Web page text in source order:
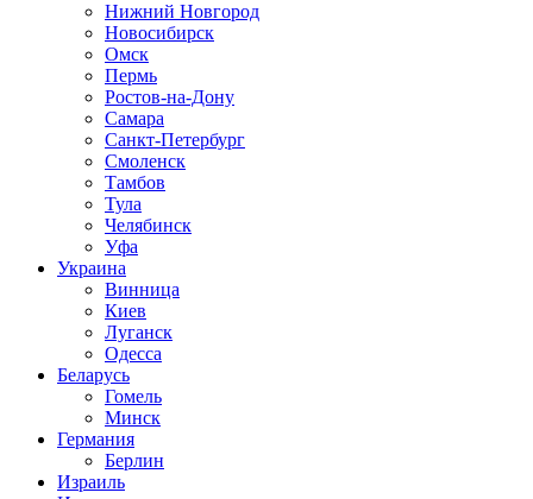
Нижний Новгород
Новосибирск
Омск
Пермь
Ростов-на-Дону
Самара
Санкт-Петербург
Смоленск
Тамбов
Тула
Челябинск
Уфа
Украина
Винница
Киев
Луганск
Одесса
Беларусь
Гомель
Минск
Германия
Берлин
Израиль